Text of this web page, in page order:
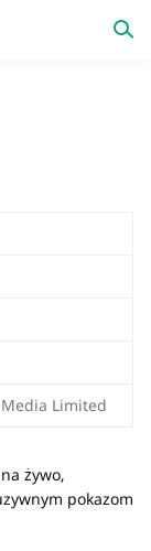
Limited
żywo,
pokazom